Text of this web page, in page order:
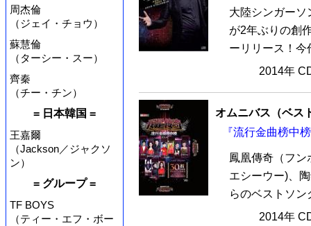
周杰倫
（ジェイ・チョウ）
蘇慧倫
（ターシー・スー）
齊秦
（チー・チン）
= 日本韓国 =
王嘉爾
（Jackson／ジャクソ
ン）
= グループ =
TF BOYS
（ティー・エフ・ボー
大陸シンガーソ
が2年ぶりの創
ーリリース！今
2014年
オムニバス（ベス
『流行金曲榜中
鳳凰傳奇（フン
エシーウー)、
らのベストソ
2014年